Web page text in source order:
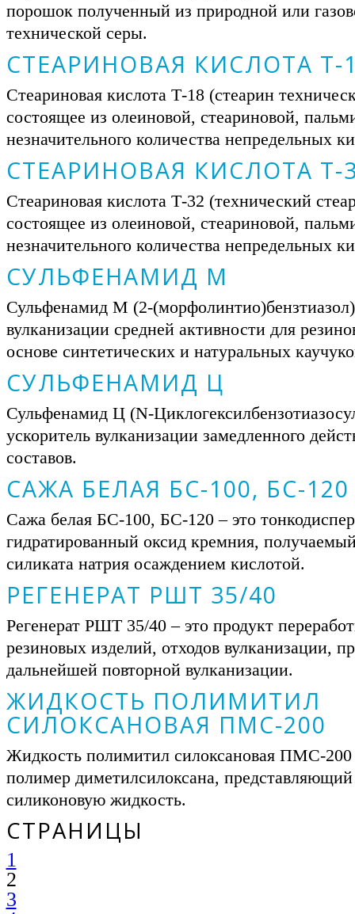
порошок полученный из природной или
технической серы.
СТЕАРИНОВАЯ КИСЛОТА Т-
Стеариновая кислота Т-18 (стеарин
состоящее из олеиновой, стеариновой,
незначительного количества непредельных
СТЕАРИНОВАЯ КИСЛОТА Т-
Стеариновая кислота Т-32 (технический
состоящее из олеиновой, стеариновой,
незначительного количества непредельных
СУЛЬФЕНАМИД М
Сульфенамид М (2-(морфолинтио)бензтиазол)
вулканизации средней активности для
основе синтетических и натуральных
СУЛЬФЕНАМИД Ц
Сульфенамид Ц (N-
ускоритель вулканизации замедленного
составов.
САЖА БЕЛАЯ БС-100, БС-120
Сажа белая БС-100, БС-120 – это
гидратированный оксид кремния,
силиката натрия осаждением кислотой.
РЕГЕНЕРАТ РШТ 35/40
Регенерат РШТ 35/40 – это продукт
резиновых изделий, отходов вулканизации,
дальнейшей повторной вулканизации.
ЖИДКОСТЬ ПОЛИМИТИЛ
СИЛОКСАНОВАЯ ПМС-200
Жидкость полимитил силоксановая ПМС-
полимер диметилсилоксана,
силиконовую жидкость.
СТРАНИЦЫ
1
2
3